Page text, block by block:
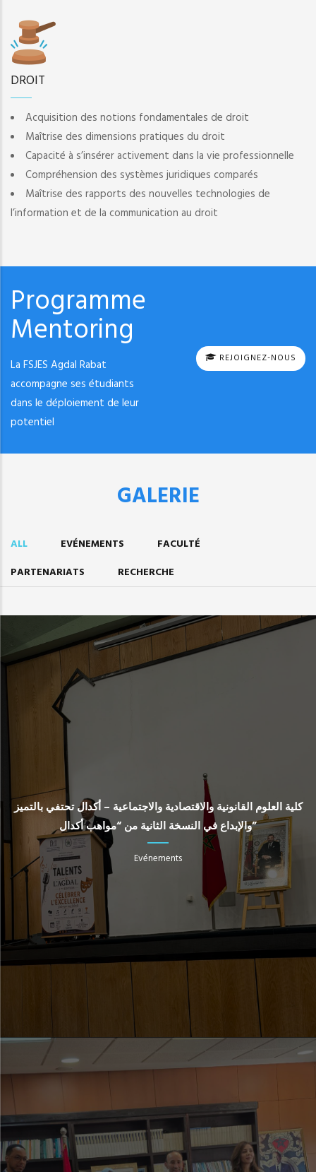
DROIT
Acquisition des notions fondamentales de droit
Maîtrise des dimensions pratiques du droit
Capacité à s’insérer activement dans la vie professionnelle
Compréhension des systèmes juridiques comparés
Maîtrise des rapports des nouvelles technologies de
l’information et de la communication au droit
Programme
Mentoring
La FSJES Agdal Rabat
accompagne ses étudiants
dans le déploiement de leur
potentiel
REJOIGNEZ-NOUS
GALERIE
ALL EVÉNEMENTS
FACULTÉ
PARTENARIATS
RECHERCHE
كلية العلوم القانونية والاقتصادية والاجتماعية – أكدال تحتفي بالتميز
والإبداع في النسخة الثانية من “مواهب أكدال”
Evénements